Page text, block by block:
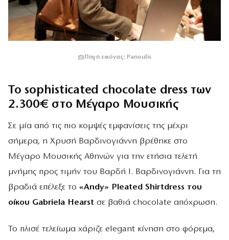
Πηγή εικόνας: Panoulis
Το sophisticated chocolate dress των
2.300€ στο Μέγαρο Μουσικής
Σε μία από τις πιο κομψές εμφανίσεις της μέχρι
σήμερα, η Χρυσή Βαρδινογιάννη βρέθηκε στο
Μέγαρο Μουσικής Αθηνών για την ετήσια τελετή
μνήμης προς τιμήν του Βαρδή Ι. Βαρδινογιάννη. Για τη
βραδιά επέλεξε το «Andy» Pleated Shirtdress του
οίκου Gabriela Hearst σε βαθιά chocolate απόχρωση.
Το πλισέ τελείωμα χάριζε elegant κίνηση στο φόρεμα,